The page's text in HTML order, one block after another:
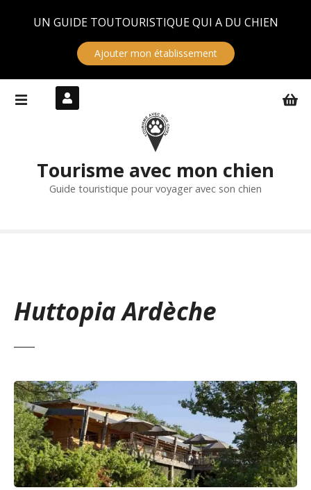
UN GUIDE TOUTOURISTIQUE QUI A DU CHIEN
Ajouter mon établissement
Tourisme avec mon chien
Guide touristique pour voyager avec son chien
Huttopia Ardèche